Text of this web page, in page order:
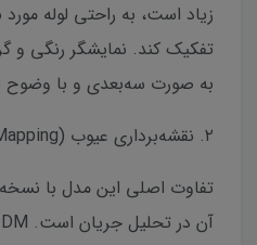
زیاد است، به راحتی لوله
تفکیک کند. نمایشگر رنگی و
به صورت سه‌بعدی و با وضوح
۲. نقشه‌برداری عیوب (Defect Mapping)
تفاوت اصلی این مدل با